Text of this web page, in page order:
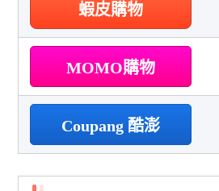
蝦皮購物
MOMO購物
Coupang 酷澎